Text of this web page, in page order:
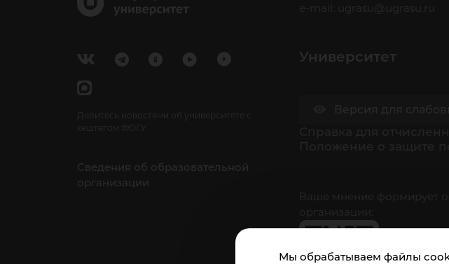
Мы обрабатываем файлы
Делитесь новостями об университете с
хештегом #ЮГУ
Сведения об образовательной
организации
e-mail:
ugrasu@ugrasu.ru
Университет
Ваше мнение формирует
организации: